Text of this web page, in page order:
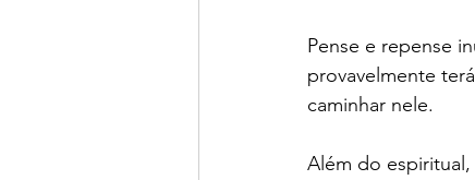
Pense e repense
provavelmente
caminhar nele.
Além do espiritual,